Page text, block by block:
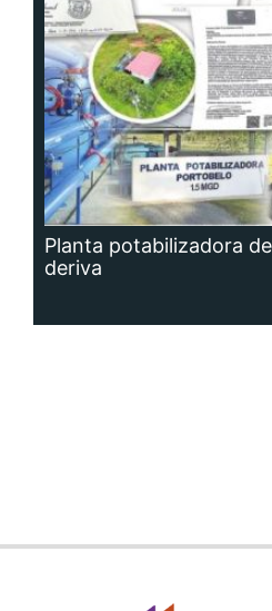
Planta potabilizadora
deriva